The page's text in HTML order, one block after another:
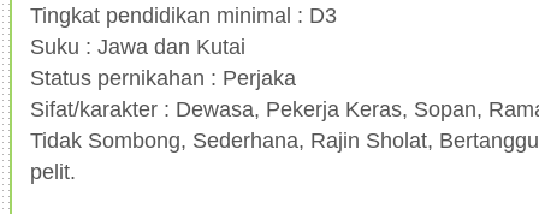
Tingkat pendidikan minimal : D3
Suku : Jawa dan Kutai
Status pernikahan : Perjaka
Sifat/karakter : Dewasa, Pekerja Keras, Sopan,
Tidak Sombong, Sederhana, Rajin Sholat,
pelit.